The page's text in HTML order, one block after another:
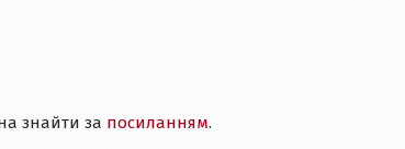
знайти за посиланням.